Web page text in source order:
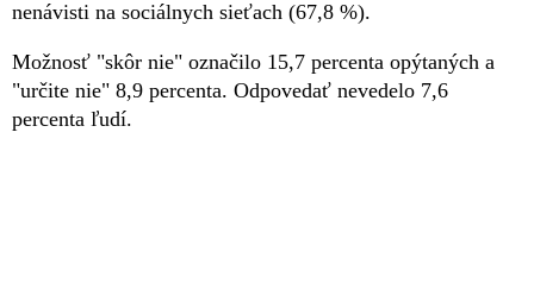
nenávisti na sociálnych sieťach (67,8 %).
Možnosť "skôr nie" označilo 15,7 percenta opýtaných a
"určite nie" 8,9 percenta. Odpovedať nevedelo 7,6
percenta ľudí.